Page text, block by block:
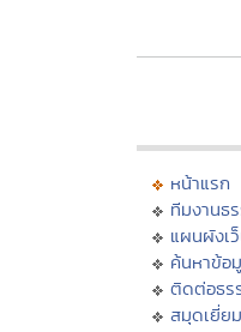
หน้าแรก
ทีมงานธ
แผนผังเ
ค้นหาข้อ
ติดต่อธร
สมุดเยี่ยม